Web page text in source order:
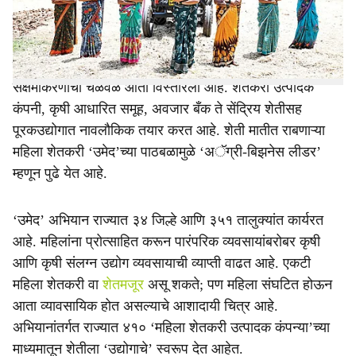
e
निर्माण केल्या आहेत.
बचत गटांच्या माध्यमातून कृषी क्षेत्रात सुरू झालेली महिला
सक्षमीकरणाची चळवळ आता विस्तारली आहे. शेतकरी उत्पादक
कंपनी, कृषी आधारित समूह, अवजार बँक ते सेंद्रिय शेतीसह
पूरकउद्योगात नावलौकिक तयार करत आहे. शेती मातीत राबणाऱ्या
महिला शेतकरी ‘उमेद’च्या पाठबळामुळे ‘अॅग्री-बिझनेस लीडर’
म्हणून पुढे येत आहे.
‘उमेद’ अभियान राज्यात ३४ जिल्हे आणि ३५१ तालुक्यांत कार्यरत
आहे. महिलांना प्रोत्साहित करून पारंपरिक व्यवसायांबरोबर कृषी
आणि कृषी संलग्न उद्योग व्यवसायाची व्याप्ती वाढत आहे. एकटी
महिला शेतकरी वाशेतमजूर असू शकते; पण महिला संघटित होऊन
आता व्यावसायिक होत असल्याचे आशादायी चित्र आहे.
अभियानांतर्गत राज्यात ४१० ‘महिला शेतकरी उत्पादक कंपन्या’च्या
माध्यमातून शेतीला ‘उद्योगाचे’ स्वरूप देत आहेत.